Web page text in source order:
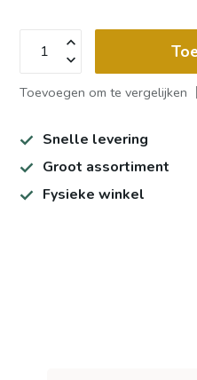
Toevoegen om te vergelijken
Snelle levering
Groot assortiment
Fysieke winkel